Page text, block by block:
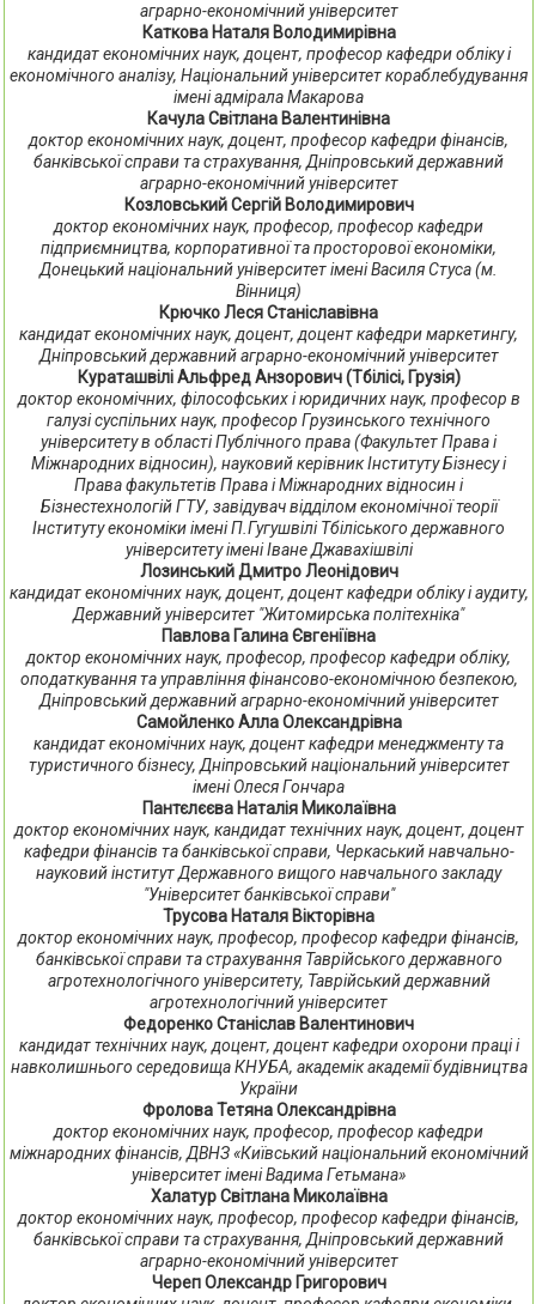
аграрно-економічний університет
Каткова Наталя Володимирівна
кандидат економічних наук, доцент, професор кафедри обліку і
економічного аналізу, Національний університет кораблебудування
імені адмірала Макарова
Качула Світлана Валентинівна
доктор економічних наук, доцент, професор кафедри фінансів,
банківської справи та страхування, Дніпровський державний
аграрно-економічний університет
Козловський Сергій Володимирович
доктор економічних наук, професор, професор кафедри
підприємництва, корпоративної та просторової економіки,
Донецький національний університет імені Василя Стуса (м.
Вінниця)
Крючко Леся Станіславівна
кандидат економічних наук, доцент, доцент кафедри маркетингу,
Дніпровський державний аграрно-економічний університет
Кураташвілі Альфред Анзорович (Тбілісі, Грузія)
доктор економічних, філософських і юридичних наук, професор в
галузі суспільних наук, професор Грузинського технічного
університету в області Публічного права (Факультет Права і
Міжнародних відносин), науковий керівник Інституту Бізнесу і
Права факультетів Права і Міжнародних відносин і
Бізнестехнологій ГТУ, завідувач відділом економічної теорії
Інституту економіки імені П.Гугушвілі Тбіліського державного
університету імені Іване Джавахішвілі
Лозинський Дмитро Леонідович
кандидат економічних наук, доцент, доцент кафедри обліку і аудиту,
Державний університет "Житомирська політехніка"
Павлова Галина Євгеніївна
доктор економічних наук, професор, професор кафедри обліку,
оподаткування та управління фінансово-економічною безпекою,
Дніпровський державний аграрно-економічний університет
Самойленко Алла Олександрівна
кандидат економічних наук, доцент кафедри менеджменту та
туристичного бізнесу, Дніпровський національний університет
імені Олеся Гончара
Пантєлєєва Наталія Миколаївна
доктор економічних наук, кандидат технічних наук, доцент, доцент
кафедри фінансів та банківської справи, Черкаський навчально-
науковий інститут Державного вищого навчального закладу
"Університет банківської справи"
Трусова Наталя Вікторівна
доктор економічних наук, професор, професор кафедри фінансів,
банківської справи та страхування Таврійського державного
агротехнологічного університету, Таврійський державний
агротехнологічний університет
Федоренко Станіслав Валентинович
кандидат технічних наук, доцент, доцент кафедри охорони праці і
навколишнього середовища КНУБА, академік академії будівництва
України
Фролова Тетяна Олександрівна
доктор економічних наук, професор, професор кафедри
міжнародних фінансів, ДВНЗ «Київський національний економічний
університет імені Вадима Гетьмана»
Халатур Світлана Миколаївна
доктор економічних наук, професор, професор кафедри фінансів,
банківської справи та страхування, Дніпровський державний
аграрно-економічний університет
Череп Олександр Григорович